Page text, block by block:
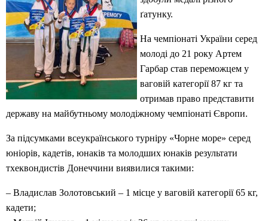
ґатунку.
На чемпіонаті України серед
молоді до 21 року Артем
Гарбар став переможцем у
ваговій категорії 87 кг та
отримав право представити
державу на майбутньому молодіжному чемпіонаті Європи.
За підсумками всеукраїнського турніру «Чорне море» серед
юніорів, кадетів, юнаків та молодших юнаків результати
тхеквондистів Донеччини виявилися такими:
– Владислав Золотовський – 1 місце у ваговій категорії 65 кг,
кадети;